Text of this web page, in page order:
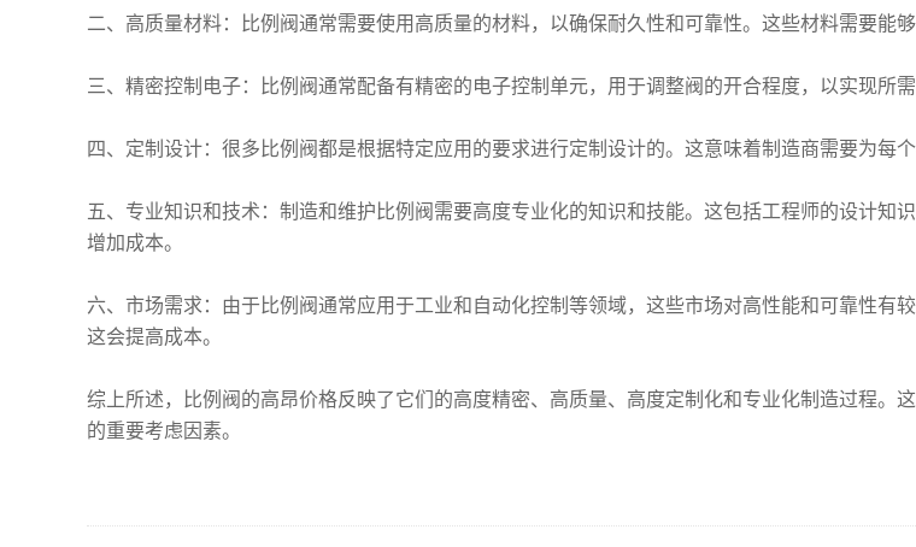
二、高质量材料：比例阀通常需要使用高质量的材料，以确保耐久性和可靠性。这些材料需要能
三、精密控制电子：比例阀通常配备有精密的电子控制单元，用于调整阀的开合程度，以实现所
四、定制设计：很多比例阀都是根据特定应用的要求进行定制设计的。这意味着制造商需要为每
五、专业知识和技术：制造和维护比例阀需要高度专业化的知识和技能。这包括工程师的设计知
增加成本。
六、市场需求：由于比例阀通常应用于工业和自动化控制等领域，这些市场对高性能和可靠性有
这会提高成本。
综上所述，比例阀的高昂价格反映了它们的高度精密、高质量、高度定制化和专业化制造过程。
的重要考虑因素。